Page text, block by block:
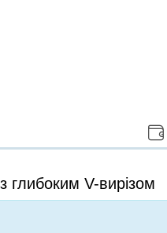
глибоким V-вирізом